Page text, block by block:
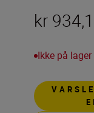
kr
Ikke på lager